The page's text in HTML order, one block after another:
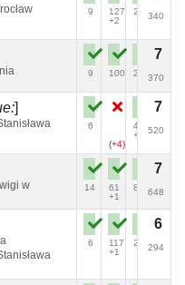
9
127
+2
20 36
340
9 100 21 144
7
370
]
6
(+4)
46
+1
12
7
520
w
14
61
+1
81 192
7
648
6
117
+1
27
6
294